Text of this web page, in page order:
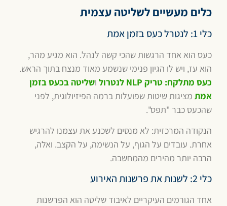
כלים מעשיים לשליטה עצמית
כלי 1: לנטרל כעס בזמן אמת
כעס הוא אחד הרגשות שהכי קשה לנהל. הוא מגיע מהר,
הוא עז, ויש לו הגיון פנימי שנשמע מאוד מנצח בתוך הראש.
כעס מתלקח: טריק NLP לנטרול
ושליטה בכעס בזמן
אמת מציגות שיטות שפועלות ברמה הפיזיולוגית, לפני
שהכעס כבר "תפס".
הנקודה המרכזית: לא מנסים לשכנע את עצמנו להרגיש
אחרת. עובדים על הגוף, על הנשימה, על הקצב. ואלה,
הרבה יותר מהירים מהמחשבה.
כלי 2: לשנות את פרשנות האירוע
אחד הגורמים העיקריים לאיבוד שליטה הוא הפרשנות